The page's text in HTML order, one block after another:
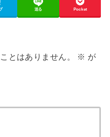
送る Pocket
とはありません。 ※ が